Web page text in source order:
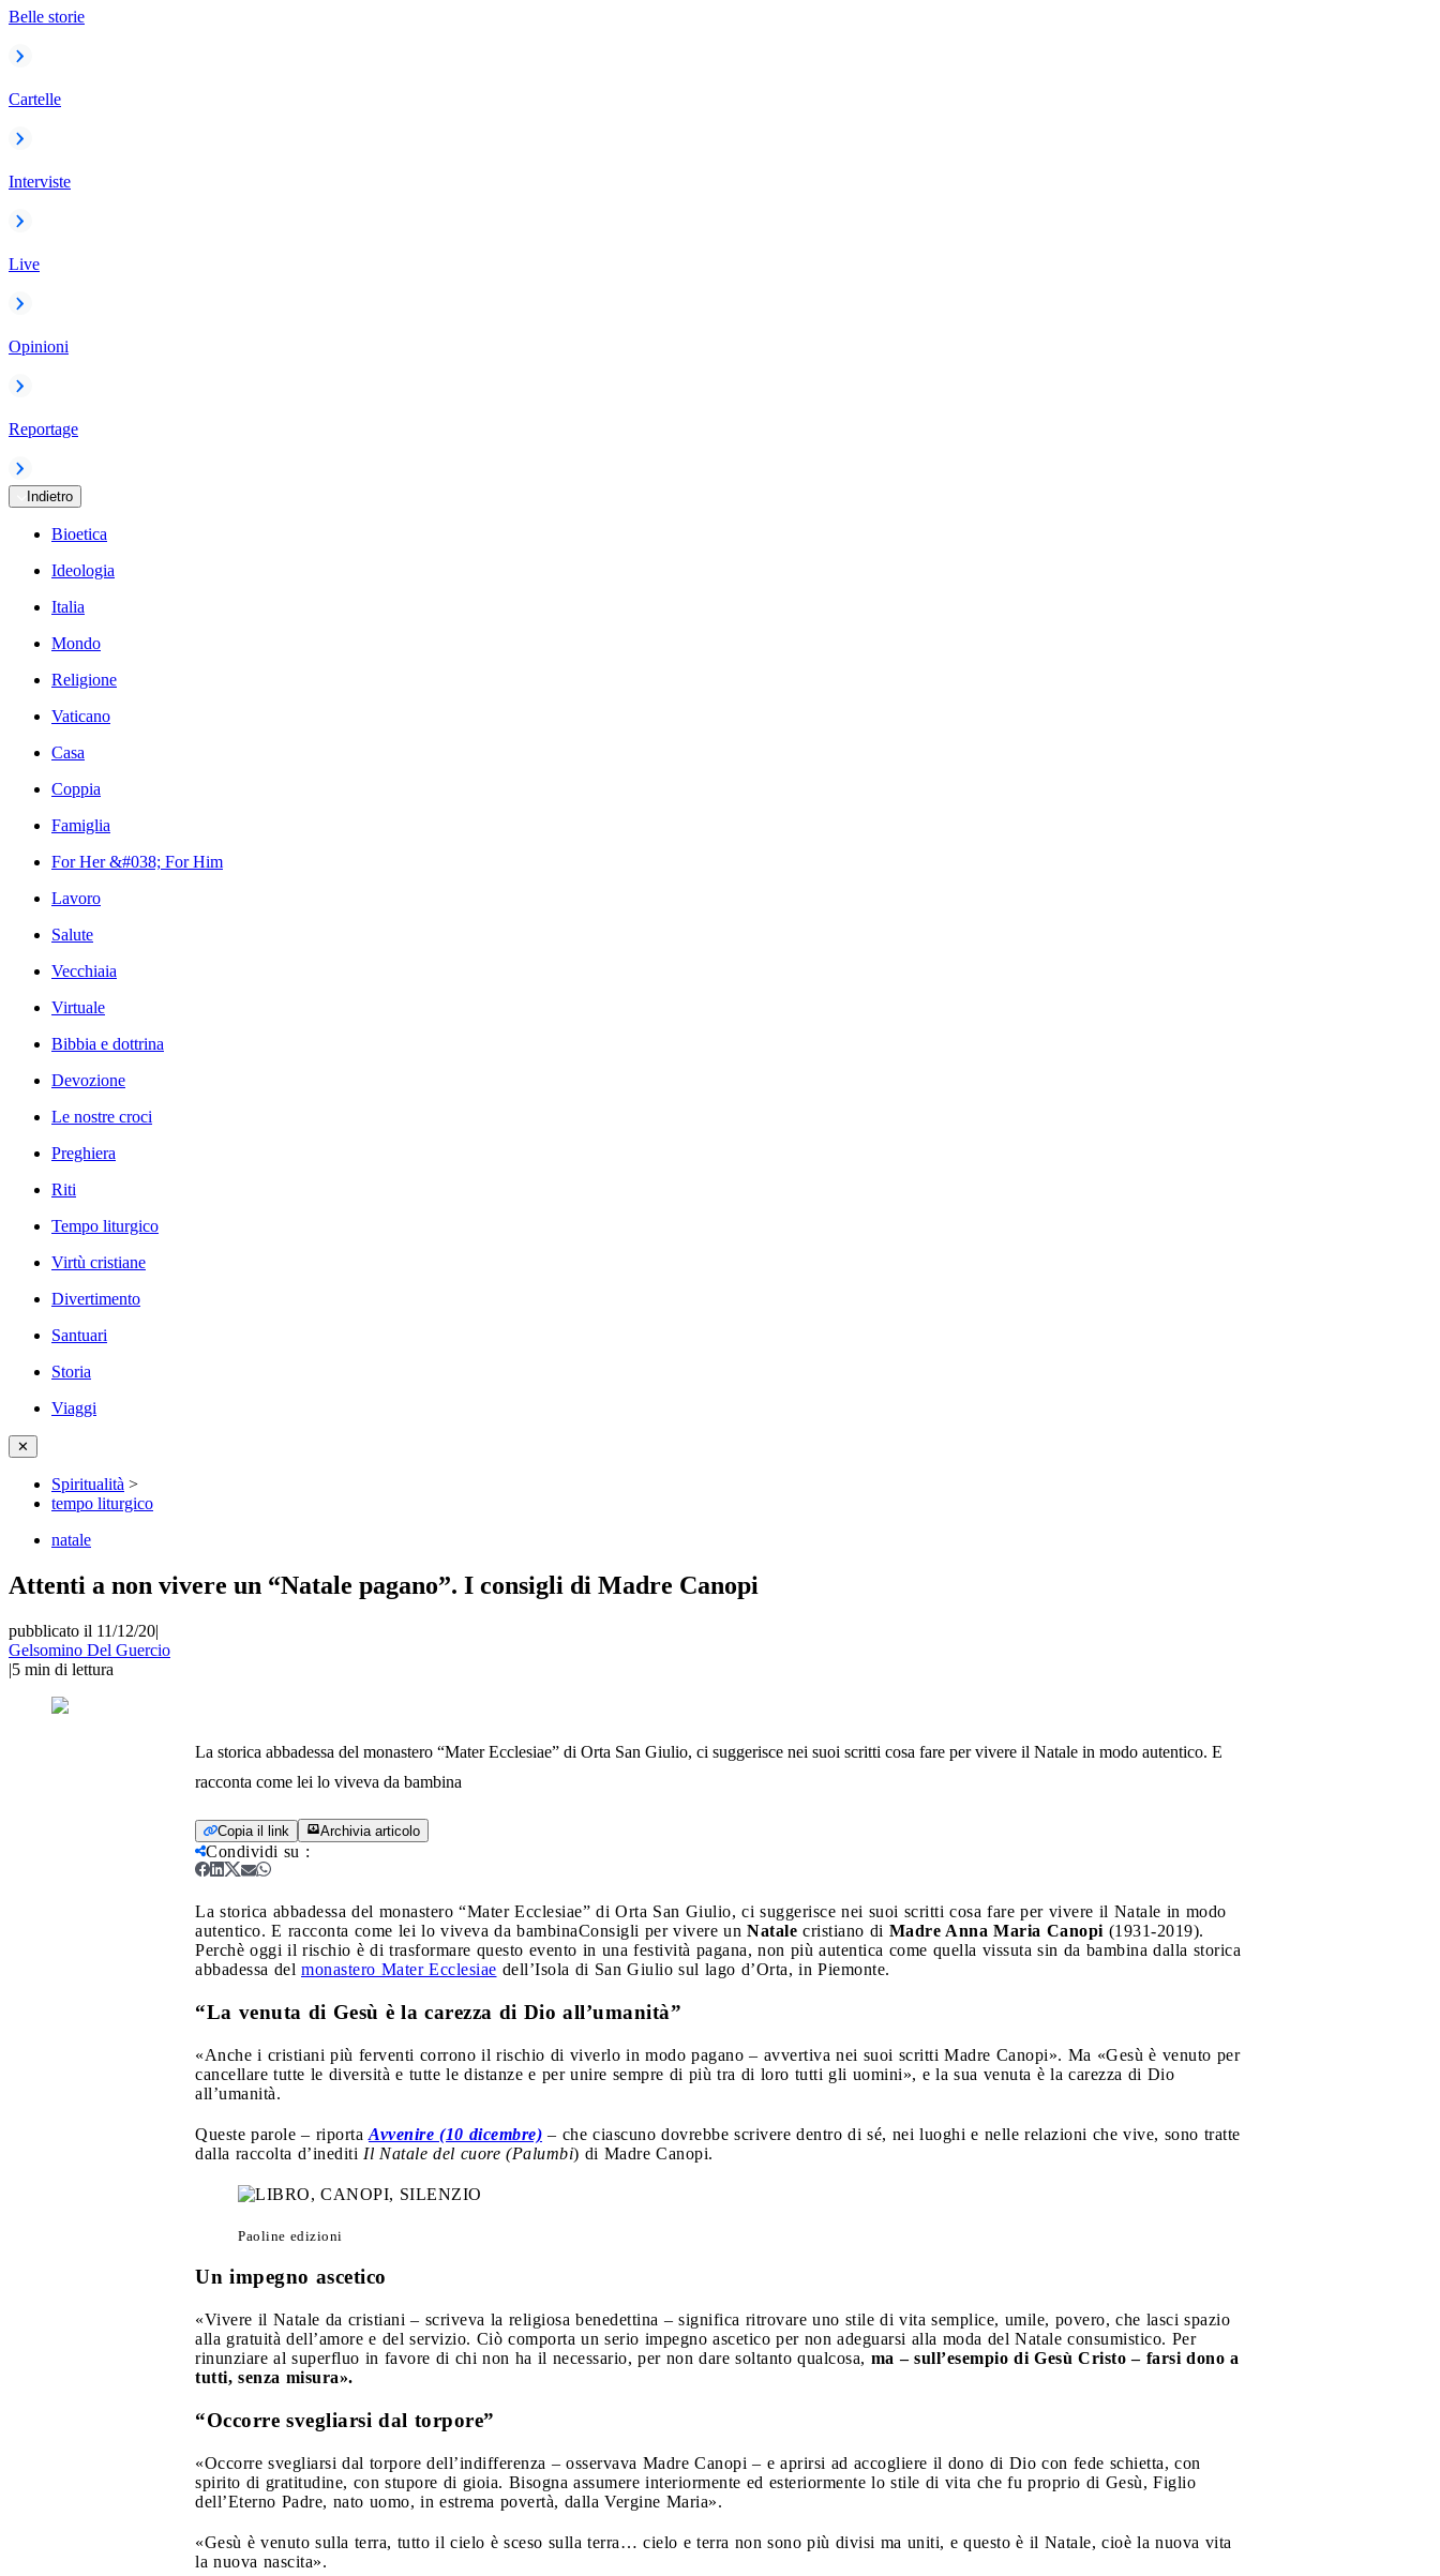
Belle storie
Cartelle
Interviste
Live
Opinioni
Reportage
Indietro
Bioetica
Ideologia
Italia
Mondo
Religione
Vaticano
Casa
Coppia
Famiglia
For Her &#038; For Him
Lavoro
Salute
Vecchiaia
Virtuale
Bibbia e dottrina
Devozione
Le nostre croci
Preghiera
Riti
Tempo liturgico
Virtù cristiane
Divertimento
Santuari
Storia
Viaggi
✕
Spiritualità >
tempo liturgico
natale
Attenti a non vivere un “Natale pagano”. I consigli di Madre Canopi
pubblicato il 11/12/20|
Gelsomino Del Guercio
|5 min di lettura
La storica abbadessa del monastero “Mater Ecclesiae” di Orta San Giulio, ci suggerisce nei suoi scritti cosa fare per vivere il Natale in modo autentico. E
racconta come lei lo viveva da bambina
Copia il link Archivia articolo
Condividi su :
La storica abbadessa del monastero “Mater Ecclesiae” di Orta San Giulio, ci suggerisce nei suoi scritti cosa fare per vivere il Natale in modo
autentico. E racconta come lei lo viveva da bambinaConsigli per vivere un Natale cristiano di Madre Anna Maria Canopi (1931-2019).
Perchè oggi il rischio è di trasformare questo evento in una festività pagana, non più autentica come quella vissuta sin da bambina dalla storica
abbadessa del monastero Mater Ecclesiae dell’Isola di San Giulio sul lago d’Orta, in Piemonte.
“La venuta di Gesù è la carezza di Dio all’umanità”
«Anche i cristiani più ferventi corrono il rischio di viverlo in modo pagano – avvertiva nei suoi scritti Madre Canopi». Ma «Gesù è venuto per
cancellare tutte le diversità e tutte le distanze e per unire sempre di più tra di loro tutti gli uomini», e la sua venuta è la carezza di Dio
all’umanità.
Queste parole – riporta Avvenire (10 dicembre) – che ciascuno dovrebbe scrivere dentro di sé, nei luoghi e nelle relazioni che vive, sono tratte
dalla raccolta d’inediti Il Natale del cuore (Palumbi) di Madre Canopi.
Paoline edizioni
Un impegno ascetico
«Vivere il Natale da cristiani – scriveva la religiosa benedettina – significa ritrovare uno stile di vita semplice, umile, povero, che lasci spazio
alla gratuità dell’amore e del servizio. Ciò comporta un serio impegno ascetico per non adeguarsi alla moda del Natale consumistico. Per
rinunziare al superfluo in favore di chi non ha il necessario, per non dare soltanto qualcosa, ma – sull’esempio di Gesù Cristo – farsi dono a
tutti, senza misura».
“Occorre svegliarsi dal torpore”
«Occorre svegliarsi dal torpore dell’indifferenza – osservava Madre Canopi – e aprirsi ad accogliere il dono di Dio con fede schietta, con
spirito di gratitudine, con stupore di gioia. Bisogna assumere interiormente ed esteriormente lo stile di vita che fu proprio di Gesù, Figlio
dell’Eterno Padre, nato uomo, in estrema povertà, dalla Vergine Maria».
«Gesù è venuto sulla terra, tutto il cielo è sceso sulla terra… cielo e terra non sono più divisi ma uniti, e questo è il Natale, cioè la nuova vita
la nuova nascita».